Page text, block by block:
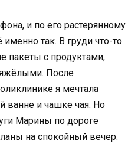
и по его растерянному
именно так. В груди что-то
пакеты с продуктами,
После
я мечтала
ванне и чашке чая. Но
Марины по дороге
на спокойный вечер.